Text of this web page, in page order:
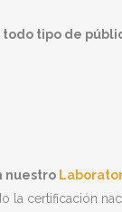
tipo de
nuestro
la certificación